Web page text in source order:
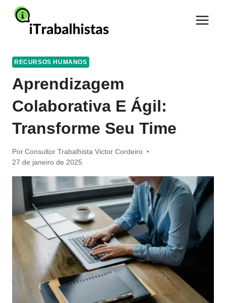
Pular
para
RECURSOS HUMANOS
Aprendizagem
Colaborativa E Ágil:
Transforme Seu Time
Por Consultor Trabalhista Victor Cordeiro
27 de janeiro de 2025